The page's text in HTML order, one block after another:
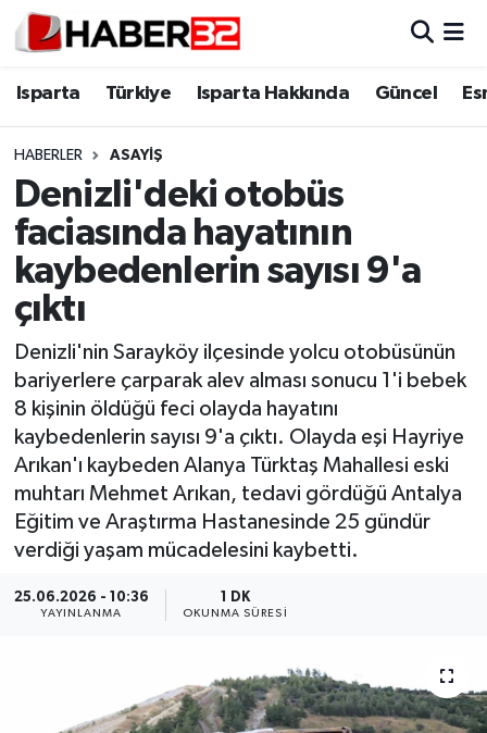
Isparta Türkiye Isparta Hakkında Güncel
HABERLER ASAYİŞ
Denizli'deki otobüs
faciasında hayatının
kaybedenlerin sayısı 9'a
çıktı
Denizli'nin Sarayköy ilçesinde yolcu otobüsünün
bariyerlere çarparak alev alması sonucu 1'i bebek
8 kişinin öldüğü feci olayda hayatını
kaybedenlerin sayısı 9'a çıktı. Olayda eşi Hayriye
Arıkan'ı kaybeden Alanya Türktaş Mahallesi eski
muhtarı Mehmet Arıkan, tedavi gördüğü Antalya
Eğitim ve Araştırma Hastanesinde 25 gündür
verdiği yaşam mücadelesini kaybetti.
25.06.2026 - 10:36
YAYINLANMA
1 DK
OKUNMA SÜRESI
Isparta
Esnaf Diyor ki;
ASAYİŞ
BİLİM VE TEKNOLOJİ
EĞİTİM
GENEL
Güncel
HABERDE İNSAN
Isparta Nöbetçi Eczaneler
Isparta Trafik Yoğunluk Haritası
Süper Lig Puan Durumu ve Fikstür
Tüm Manşetler
Son Dakika Haberleri
Haber Arşivi